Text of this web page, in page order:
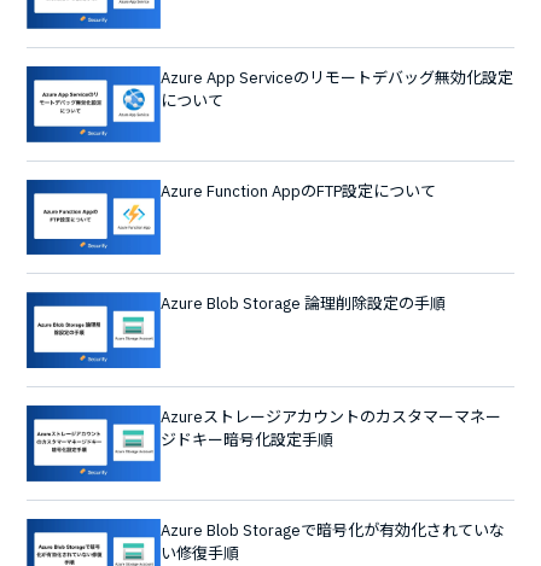
Azure App Serviceのリモートデバッグ無効化設定
について
Azure Function AppのFTP設定について
Azure Blob Storage 論理削除設定の手順
Azureストレージアカウントのカスタマーマネー
ジドキー暗号化設定手順
Azure Blob Storageで暗号化が有効化されていな
い修復手順